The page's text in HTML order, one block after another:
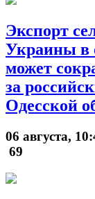
Экспорт
Украины в
может
за
Одесской
06 августа,
69